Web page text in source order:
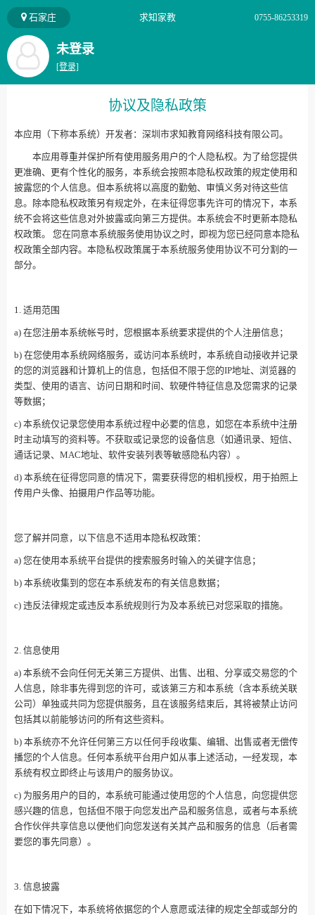
石家庄 求知家教 0755-86253319
未登录
[登录]
协议及隐私政策
本应用（下称本系统）开发者：深圳市求知教育网络科技有限公司。
本应用尊重并保护所有使用服务用户的个人隐私权。为了给您提供
更准确、更有个性化的服务，本系统会按照本隐私权政策的规定使用和
披露您的个人信息。但本系统将以高度的勤勉、审慎义务对待这些信
息。除本隐私权政策另有规定外，在未征得您事先许可的情况下，本系
统不会将这些信息对外披露或向第三方提供。本系统会不时更新本隐私
权政策。 您在同意本系统服务使用协议之时，即视为您已经同意本隐私
权政策全部内容。本隐私权政策属于本系统服务使用协议不可分割的一
部分。
1. 适用范围
a) 在您注册本系统帐号时，您根据本系统要求提供的个人注册信息；
b) 在您使用本系统网络服务，或访问本系统时，本系统自动接收并记录
的您的浏览器和计算机上的信息，包括但不限于您的IP地址、浏览器的
类型、使用的语言、访问日期和时间、软硬件特征信息及您需求的记录
等数据；
c) 本系统仅记录您使用本系统过程中必要的信息，如您在本系统中注册
时主动填写的资料等。不获取或记录您的设备信息（如通讯录、短信、
通话记录、MAC地址、软件安装列表等敏感隐私内容）。
d) 本系统在征得您同意的情况下，需要获得您的相机授权，用于拍照上
传用户头像、拍摄用户作品等功能。
您了解并同意，以下信息不适用本隐私权政策：
a) 您在使用本系统平台提供的搜索服务时输入的关键字信息；
b) 本系统收集到的您在本系统发布的有关信息数据；
c) 违反法律规定或违反本系统规则行为及本系统已对您采取的措施。
2. 信息使用
a) 本系统不会向任何无关第三方提供、出售、出租、分享或交易您的个
人信息，除非事先得到您的许可，或该第三方和本系统（含本系统关联
公司）单独或共同为您提供服务，且在该服务结束后，其将被禁止访问
包括其以前能够访问的所有这些资料。
b) 本系统亦不允许任何第三方以任何手段收集、编辑、出售或者无偿传
播您的个人信息。任何本系统平台用户如从事上述活动，一经发现，本
系统有权立即终止与该用户的服务协议。
c) 为服务用户的目的，本系统可能通过使用您的个人信息，向您提供您
感兴趣的信息，包括但不限于向您发出产品和服务信息，或者与本系统
合作伙伴共享信息以便他们向您发送有关其产品和服务的信息（后者需
要您的事先同意）。
3. 信息披露
在如下情况下，本系统将依据您的个人意愿或法律的规定全部或部分的